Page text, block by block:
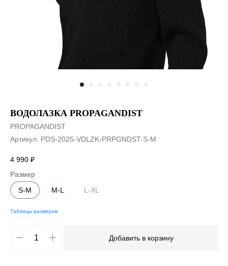
ВОДОЛАЗКА PROPAGANDIST
PROPAGANDIST
Артикул: PDS-2025-VDLZK-PRPGNDST-S-M
4 990 ₽
Размер
S-M
M-L L-XL
Таблицы размеров
Добавить в корзину